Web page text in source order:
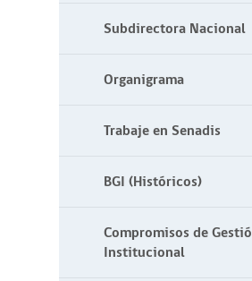
Subdirectora Nacional
Organigrama
Trabaje en Senadis
BGI (Históricos)
Compromisos de
Institucional